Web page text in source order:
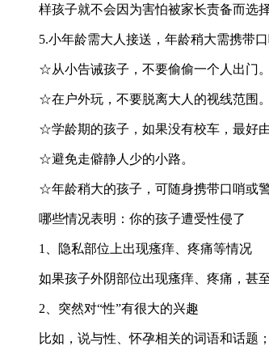
样孩子就不会因为害怕被家长责备而选择
5.小年龄需大人接送，年龄稍大需携带
☆从小告诫孩子，不要偷偷一个人出门。
☆在户外玩，不要脱离大人的视线范围。
☆学龄期的孩子，如果没有校车，最好
☆避免走僻静人少的小路。
☆年龄稍大的孩子，可随身携带口哨或
哪些情况表明：你的孩子遭受性侵了
1、隐私部位上出现瘙痒、疼痛等情况
如果孩子外阴部位出现瘙痒、疼痛，甚
2、突然对“性”有很大的兴趣
比如，说与性、怀孕相关的词语和话题